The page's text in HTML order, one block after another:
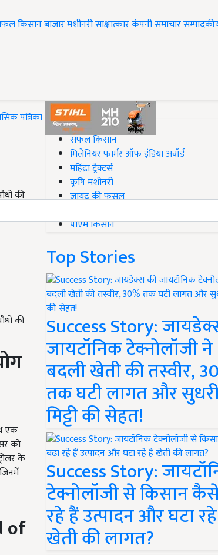
किसानबाजारमशीनरीसाक्षात्कारकंपनी समाचार
पत्रिका
की
की
एक
को
के
of
#Top on Krishi Jagran
सफल किसान
मिलेनियर फार्मर ऑफ इंडिया अवॉर्ड
महिंद्रा ट्रैक्टर्स
कृषि मशीनरी
जायद की फसल
पीएम किसान
Top Stories
Success Story:
जायटॉनिक टेक्नोलॉजी ने
बदली खेती की तस्वीर,
तक घटी लागत और
मिट्टी की सेहत!
Success Story:
टेक्नोलॉजी से किसान
रहे हैं उत्पादन और घटा
खेती की लागत?